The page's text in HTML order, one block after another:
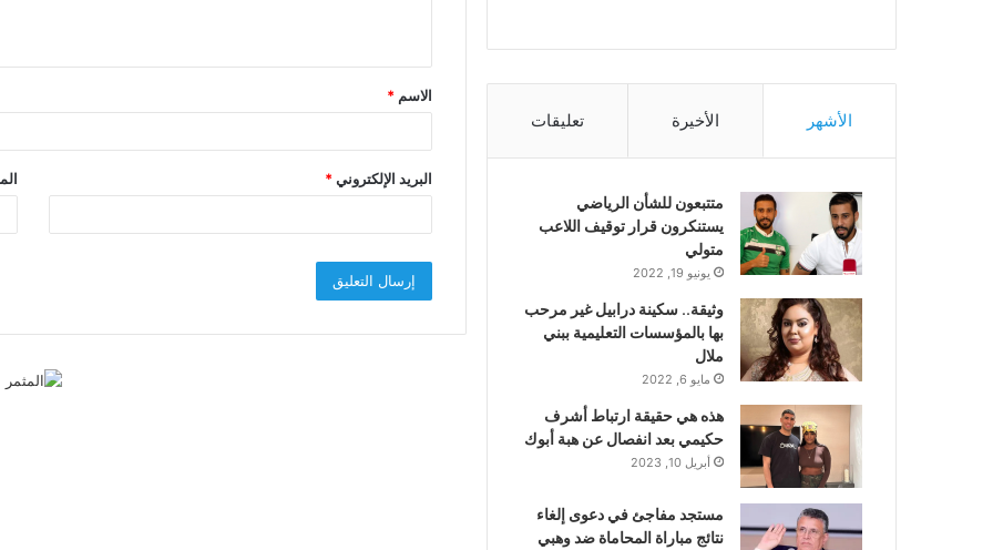
ق
*
الاسم *
البريد الإلكتروني*
الأشهر الأخيرة تعليقات
متتبعون للشأن الرياضي
يستنكرون قرار توقيف اللاعب
متولي
يونيو 19, 2022
وثيقة.. سكينة درابيل غير مرحب
بها بالمؤسسات التعليمية ببني
ملال
مايو 6, 2022
هذه هي حقيقة ارتباط أشرف
حكيمي بعد انفصال عن هبة أبوك
أبريل 10, 2023
مستجد مفاجئ في دعوى إلغاء
نتائج مباراة المحاماة ضد وهبي